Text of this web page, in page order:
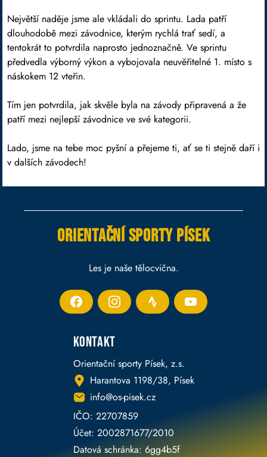
Největší naděje jsme ale vkládali do sprintu. Lada patří
dlouhodobě mezi závodnice, kterým rychlá trať sedí, a
tentokrát to potvrdila naprosto jednoznačně. Ve sprintu
předvedla výborný výkon a vybojovala neuvěřitelné 1. místo s
náskokem 12 vteřin.
Tím jen potvrdila, jak skvěle byla na závody připravená a že
patří mezi nejlepší závodnice ve své kategorii.
Lado, jsme na tebe moc pyšní a přejeme ti, ať se ti stejně daří i
v dalších závodech!
Orientační sporty Písek
Les je naše tělocvična.
Kontakt
Orientační sporty Písek, z.s.
Harantova 1198/38, Písek
info@os-pisek.cz
IČO: 22707859
Účet: 2002871677/2010
Datová schránka: 6gg4b5f